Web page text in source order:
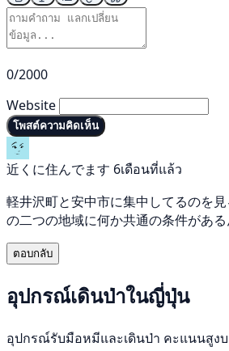
0/2000
Website
โพสต์ความคิดเห็น
近くに住んでます 6เดือนที่แล้ว
軽井沢町と安中市に集中してるのを
の二つの地域に何か共通の条件がある
ตอบกลับ
อุปกรณ์เดินป่าในญี่ปุ่น
อุปกรณ์รับมือหมีและเดินป่า คะแนนสูง